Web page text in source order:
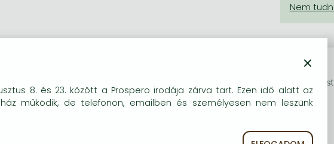
×
8. és 23. között a Prospero irodája zárva tart. Ezen idő alatt az
működik, de telefonon, emailben és személyesen nem leszünk
kat (sütiket) használunk, melyek célja, hogy teljesebb körű szolgáltatást
részére.